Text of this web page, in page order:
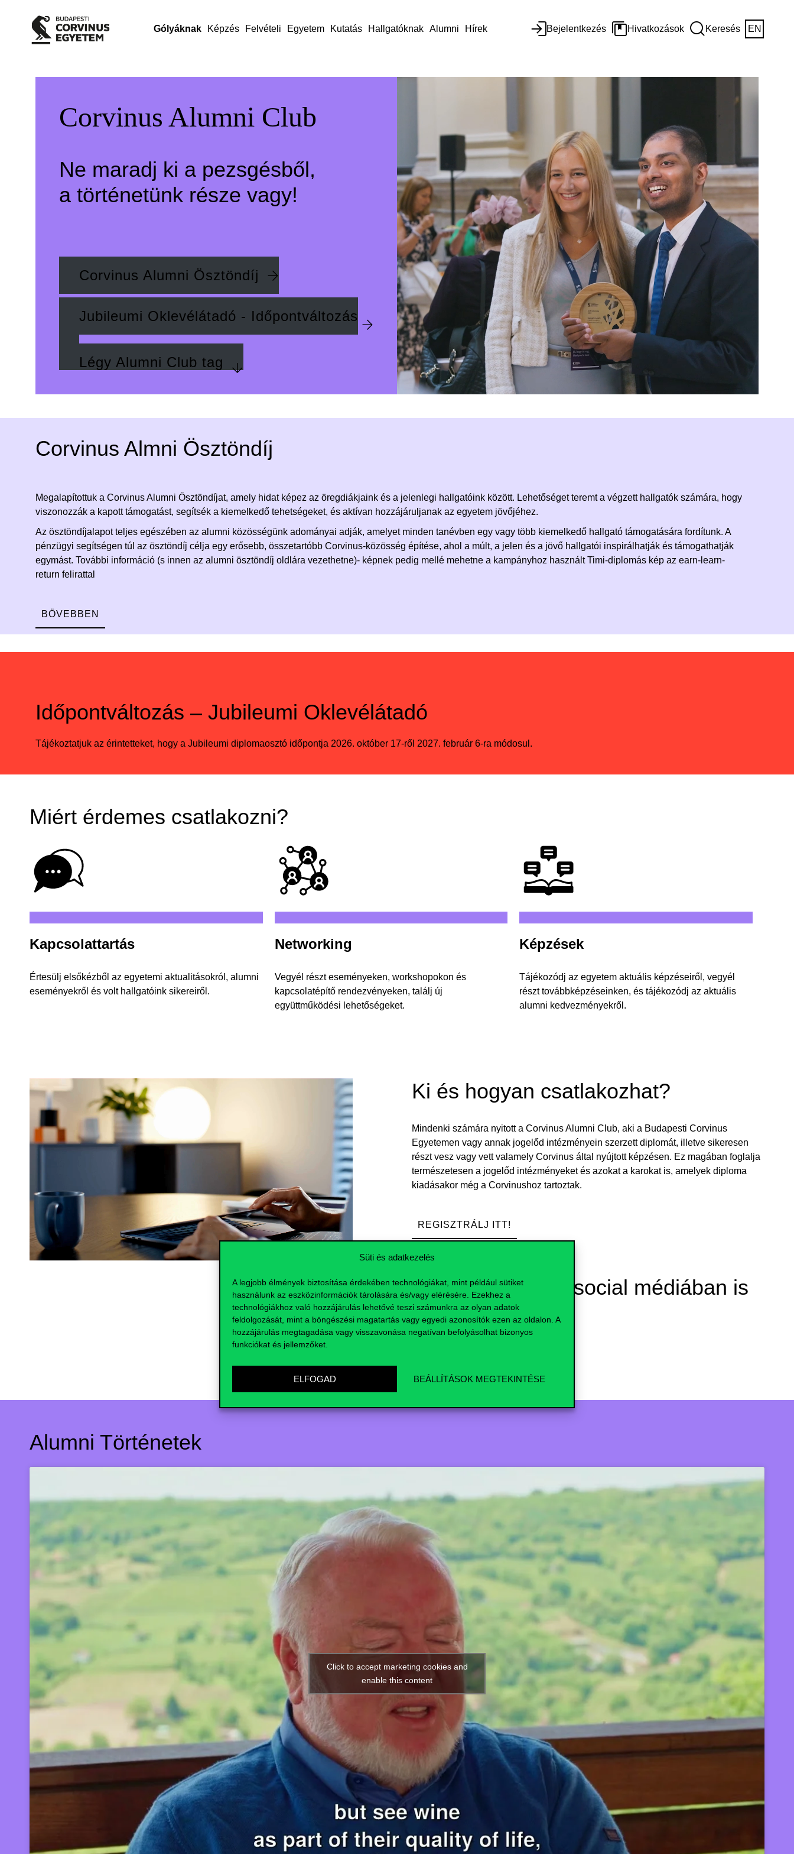
Süti és adatkezelés
A legjobb élmények biztosítása érdekében technológiákat, mint például sütiket
használunk az eszközinformációk tárolására és/vagy elérésére. Ezekhez a
technológiákhoz való hozzájárulás lehetővé teszi számunkra az olyan adatok
feldolgozását, mint a böngészési magatartás vagy egyedi azonosítók ezen az oldalon. A
hozzájárulás megtagadása vagy visszavonása negatívan befolyásolhat bizonyos
funkciókat és jellemzőket.
ELFOGAD BEÁLLÍTÁSOK MEGTEKINTÉSE
Gólyáknak Képzés Felvételi Egyetem Kutatás Hallgatóknak Alumni Hírek Bejelentkezés Hivatkozások Keresés EN
Corvinus Alumni Club
Ne maradj ki a pezsgésből,
a történetünk része vagy!
Corvinus Alumni Ösztöndíj
Jubileumi Oklevélátadó - Időpontváltozás
Légy Alumni Club tag
Corvinus Almni Ösztöndíj
Megalapítottuk a Corvinus Alumni Ösztöndíjat, amely hidat képez az öregdiákjaink és a jelenlegi hallgatóink között. Lehetőséget teremt a végzett hallgatók számára, hogy
viszonozzák a kapott támogatást, segítsék a kiemelkedő tehetségeket, és aktívan hozzájáruljanak az egyetem jövőjéhez.
Az ösztöndíjalapot teljes egészében az alumni közösségünk adományai adják, amelyet minden tanévben egy vagy több kiemelkedő hallgató támogatására fordítunk. A
pénzügyi segítségen túl az ösztöndíj célja egy erősebb, összetartóbb Corvinus-közösség építése, ahol a múlt, a jelen és a jövő hallgatói inspirálhatják és támogathatják
egymást. További információ (s innen az alumni ösztöndíj oldlára vezethetne)- képnek pedig mellé mehetne a kampányhoz használt Timi-diplomás kép az earn-learn-
return felirattal
BÖVEBBEN
Időpontváltozás – Jubileumi Oklevélátadó
Tájékoztatjuk az érintetteket, hogy a Jubileumi diplomaosztó időpontja 2026. október 17-ről 2027. február 6-ra módosul.
Miért érdemes csatlakozni?
Kapcsolattartás
Értesülj elsőkézből az egyetemi aktualitásokról, alumni
eseményekről és volt hallgatóink sikereiről.
Networking
Vegyél részt eseményeken, workshopokon és
kapcsolatépítő rendezvényeken, találj új
együttműködési lehetőségeket.
Képzések
Tájékozódj az egyetem aktuális képzéseiről, vegyél
részt továbbképzéseinken, és tájékozódj az aktuális
alumni kedvezményekről.
Ki és hogyan csatlakozhat?
Mindenki számára nyitott a Corvinus Alumni Club, aki a Budapesti Corvinus
Egyetemen vagy annak jogelőd intézményein szerzett diplomát, illetve sikeresen
részt vesz vagy vett valamely Corvinus által nyújtott képzésen. Ez magában foglalja
természetesen a jogelőd intézményeket és azokat a karokat is, amelyek diploma
kiadásakor még a Corvinushoz tartoztak.
REGISZTRÁLJ ITT!
Kövess minket a social médiában is
FACEBOOK
Alumni Történetek
Click to accept marketing cookies and
enable this content